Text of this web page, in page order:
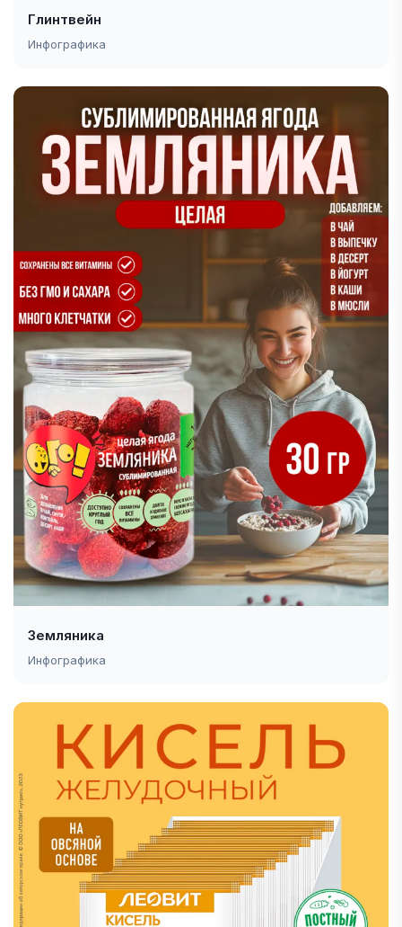
Глинтвейн
Инфографика
Земляника
Инфографика